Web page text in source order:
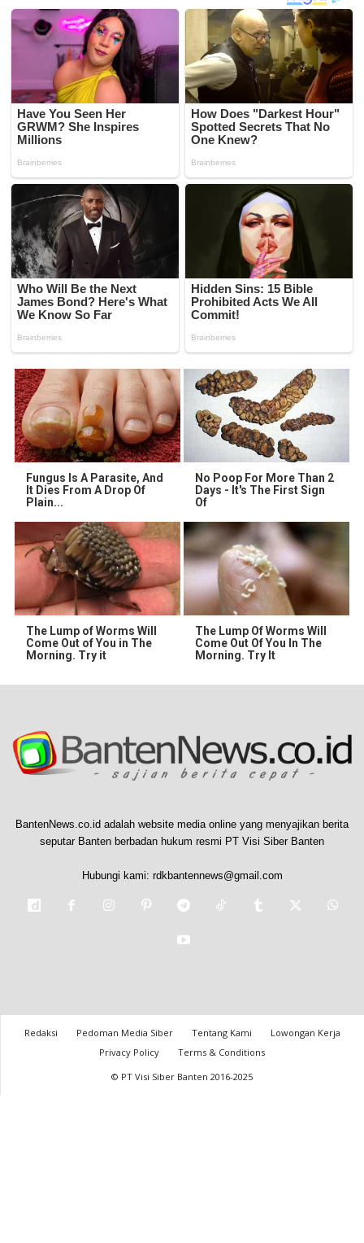
Fungus Is A Parasite, And
It Dies From A Drop Of
Plain...
No Poop For More Than 2
Days - It's The First Sign
Of
The Lump of Worms Will
Come Out of You in The
Morning. Try it
The Lump Of Worms Will
Come Out Of You In The
Morning. Try It
BantenNews.co.id adalah website media online yang menyajikan berita
seputar Banten berbadan hukum resmi PT Visi Siber Banten
Hubungi kami: rdkbantennews@gmail.com
Redaksi Pedoman Media Siber Tentang Kami
Lowongan Kerja
Privacy Policy
Terms & Conditions
© PT Visi Siber Banten 2016-2025